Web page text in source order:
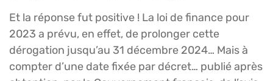
Et la réponse fut positive ! La loi de finance pour
2023 a prévu, en effet, de prolonger cette
dérogation jusqu’au 31 décembre 2024… Mais à
compter d’une date fixée par décret… publié après